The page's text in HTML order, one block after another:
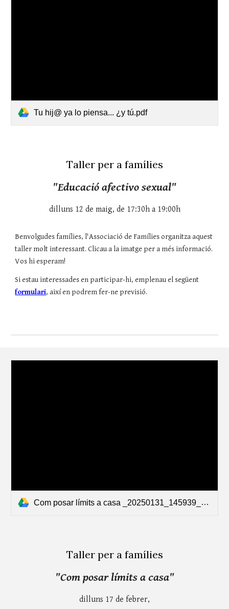
Tu hij@ ya lo piensa... ¿y tú.pdf
Taller per a famílies
"Educació afectivo sexual"
dilluns 12 de maig, de 17:30h a 19:00h
Benvolgudes famílies, l'Associació de Famílies organitza aquest
taller molt interessant. Clicau a la imatge per a més informació.
Vos hi esperam!
Si estau interessades en participar-hi, emplenau el següent
formulari, així en podrem fer-ne previsió.
Com posar límits a casa _20250131_145939_0000.pdf
Taller per a famílies
"Com posar límits a casa"
dilluns 17 de febrer,